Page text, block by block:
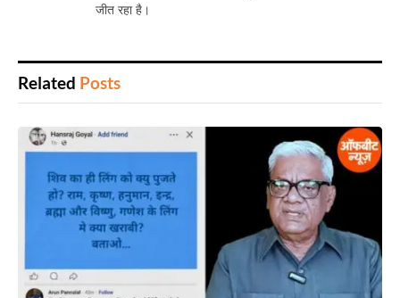
जीत रहा है।
Related Posts